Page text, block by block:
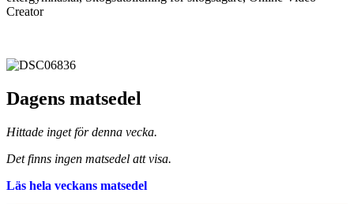
Creator
Dagens matsedel
Hittade inget för denna vecka.
Det finns ingen matsedel att visa.
Läs hela veckans matsedel